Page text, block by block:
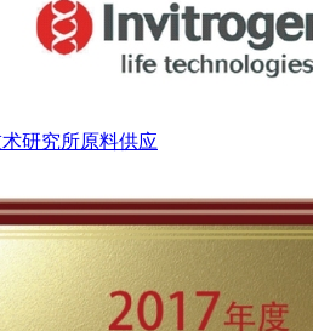
研究所原料供应